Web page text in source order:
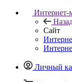
Сайт
Личный